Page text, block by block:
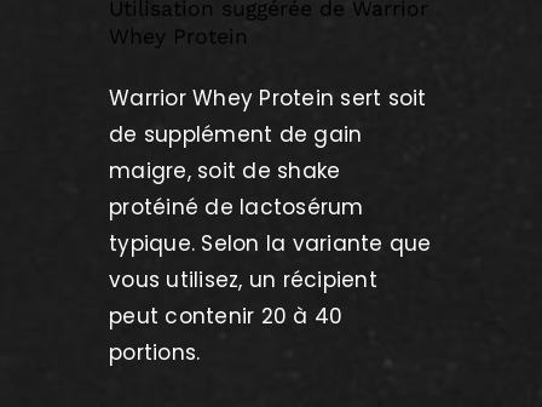
Utilisation suggérée de Warrior
Whey Protein
Warrior Whey Protein sert soit
de supplément de gain
maigre, soit de shake
protéiné de lactosérum
typique. Selon la variante que
vous utilisez, un récipient
peut contenir 20 à 40
portions.